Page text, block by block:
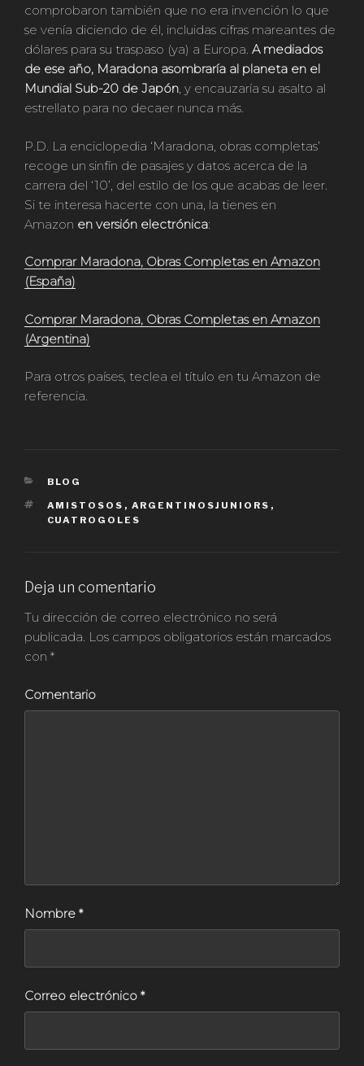
comprobaron también que no era invención lo que
se venía diciendo de él, incluidas cifras mareantes de
dólares para su traspaso (ya) a Europa. A mediados
de ese año, Maradona asombraría al planeta en el
Mundial Sub-20 de Japón, y encauzaría su asalto al
estrellato para no decaer nunca más.
P.D. La enciclopedia ‘Maradona, obras completas’
recoge un sinfín de pasajes y datos acerca de la
carrera del ‘10’, del estilo de los que acabas de leer.
Si te interesa hacerte con una, la tienes en
Amazon en versión electrónica:
Comprar Maradona, Obras Completas en Amazon
(España)
Comprar Maradona, Obras Completas en Amazon
(Argentina)
Para otros países, teclea el título en tu Amazon de
referencia.
CATEGORÍAS
BLOG
ETIQUETAS
AMISTOSOS , ARGENTINOSJUNIORS ,
CUATROGOLES
Deja un comentario
Tu dirección de correo electrónico no será
publicada. Los campos obligatorios están marcados
con *
Comentario
Nombre *
Correo electrónico *